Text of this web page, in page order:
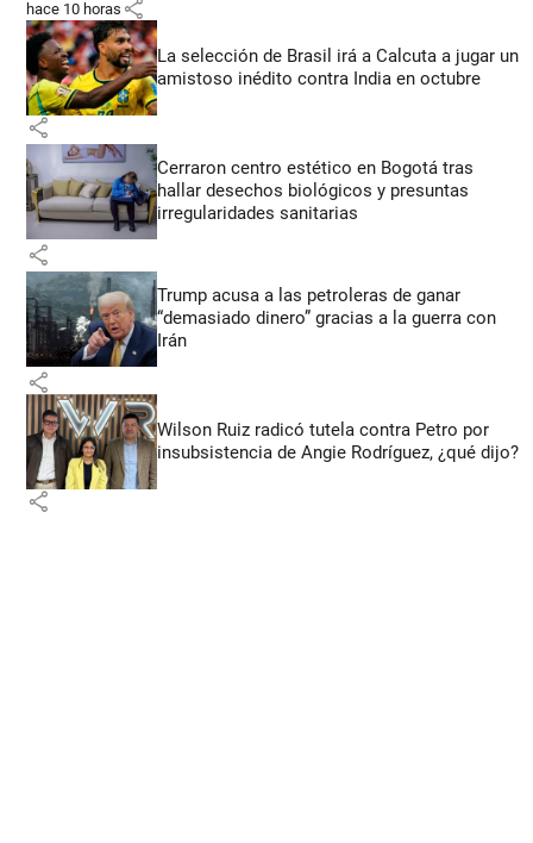
hace 10 horas share
La selección de Brasil irá a Calcuta a jugar un
amistoso inédito contra India en octubre
share
Cerraron centro estético en Bogotá tras
hallar desechos biológicos y presuntas
irregularidades sanitarias
share
Trump acusa a las petroleras de ganar
“demasiado dinero” gracias a la guerra con
Irán
share
Wilson Ruiz radicó tutela contra Petro por
insubsistencia de Angie Rodríguez, ¿qué dijo?
share